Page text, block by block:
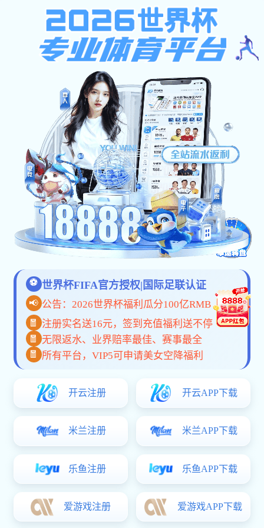
搜索页 主页>搜索结果：“98766”相关的内容
本站资料均来源互联网收集整理，作品版权归作者所有，如果侵犯了您的版权，
请发邮件给我们
COPYRIGHT © 2019-2026 游戏软件网 版权所有 非商用版本 备案号：粤ICP备
22876672号